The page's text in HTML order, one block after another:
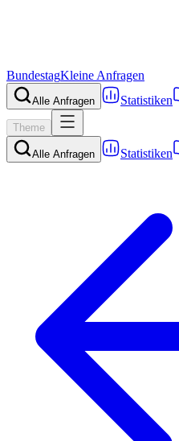
BundestagKleine Anfragen
Alle Anfragen Statistiken
Theme
Alle Anfragen Statistiken